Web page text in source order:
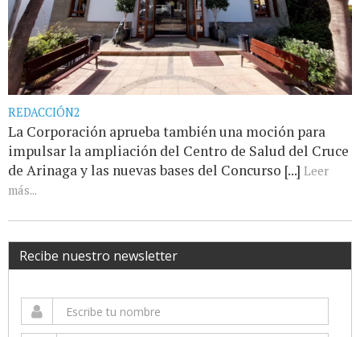
REDACCIÓN2
La Corporación aprueba también una moción para
impulsar la ampliación del Centro de Salud del Cruce
de Arinaga y las nuevas bases del Concurso [...] Leer
más...
Recibe nuestro newsletter